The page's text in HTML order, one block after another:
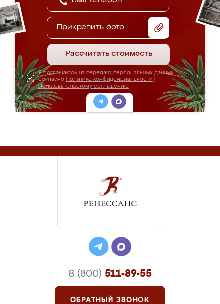
Прикрепить фото
Рассчитать стоимость
Я соглашаюсь на передачу персональных данных
согласно Политике конфиденциальности
Пользовательскому соглашению
8 (800) 511-89-55
ОБРАТНЫЙ ЗВОНОК